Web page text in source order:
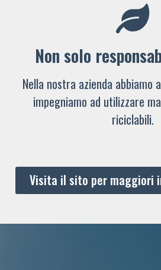
Non solo
Nella nostra azienda
impegniamo ad utilizzare
riciclabili.
Visita il sito per maggiori